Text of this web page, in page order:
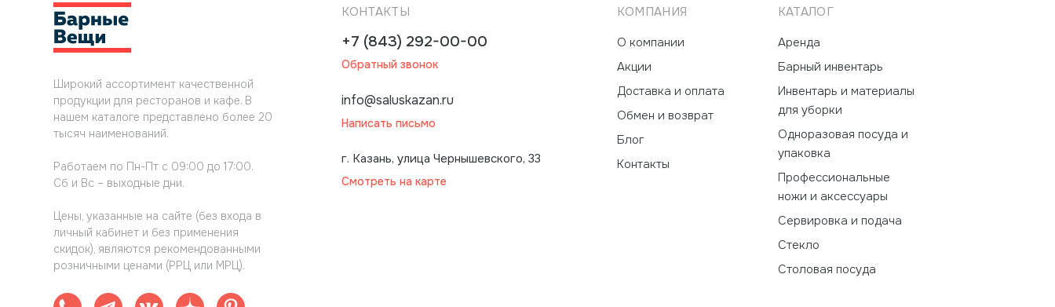
Широкий ассортимент качественной
продукции для ресторанов и кафе. В
нашем каталоге представлено более 20
тысяч наименований.
Работаем по Пн-Пт с 09:00 до 17:00.
Сб и Вс – выходные дни.
Цены, указанные на сайте (без входа в
личный кабинет и без применения
скидок), являются рекомендованными
розничными ценами (РРЦ или МРЦ).
КОНТАКТЫ
+7 (843) 292-00-00
Обратный звонок
info@saluskazan.ru
Написать письмо
г. Казань, улица Чернышевского, 33
Смотреть на карте
КОМПАНИЯ
О компании
Акции
Доставка и оплата
Обмен и возврат
Блог
Контакты
КАТАЛОГ
Аренда
Барный инвентарь
Инвентарь и материалы
для уборки
Одноразовая посуда и
упаковка
Профессиональные
ножи и аксессуары
Сервировка и подача
Стекло
Столовая посуда